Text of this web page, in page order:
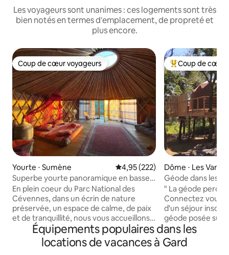
Les voyageurs sont unanimes : ces logements sont très
bien notés en termes d'emplacement, de propreté et
plus encore.
Coup de cœur voyageurs
Coup de cœur voyageurs
Yourte ⋅ Sumène Évaluation moyenne sur la
4,95 (222)
Superbe yourte panoramique en basses
Cévennes
En plein coeur du Parc National des
Cévennes, dans un écrin de nature
préservée, un espace de calme, de paix
et de tranquillité, nous vous accueillons
dans une yourte lumineuse de 38 m2
avec une baie vitrée de 5 m avec une
vue plongeante sur la montagne. La
Coups de cœur
Coup de cœur
Dôme ⋅ Les Vans
Géode dans les
terrasse
" La géode
Connectez vous
d'un séjour
géode posée sur
bois à 3 m du sol
sud Ardèche, 3
Vans - Face aux vignes et la montagne
Équipements populaires dans les
locations de vacances à Gard